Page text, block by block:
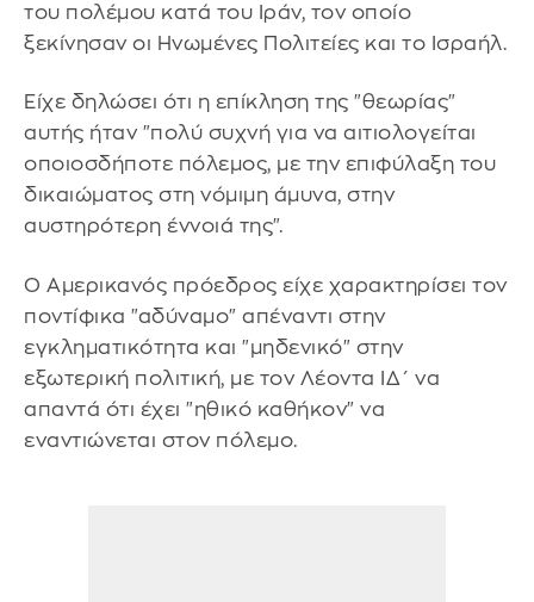
του πολέμου κατά του Ιράν, τον οποίο
ξεκίνησαν οι Ηνωμένες Πολιτείες και το Ισραήλ.
Είχε δηλώσει ότι η επίκληση της "θεωρίας"
αυτής ήταν "πολύ συχνή για να αιτιολογείται
οποιοσδήποτε πόλεμος, με την επιφύλαξη του
δικαιώματος στη νόμιμη άμυνα, στην
αυστηρότερη έννοιά της".
Ο Αμερικανός πρόεδρος είχε χαρακτηρίσει τον
ποντίφικα "αδύναμο" απέναντι στην
εγκληματικότητα και "μηδενικό" στην
εξωτερική πολιτική, με τον Λέοντα ΙΔ΄ να
απαντά ότι έχει "ηθικό καθήκον" να
εναντιώνεται στον πόλεμο.